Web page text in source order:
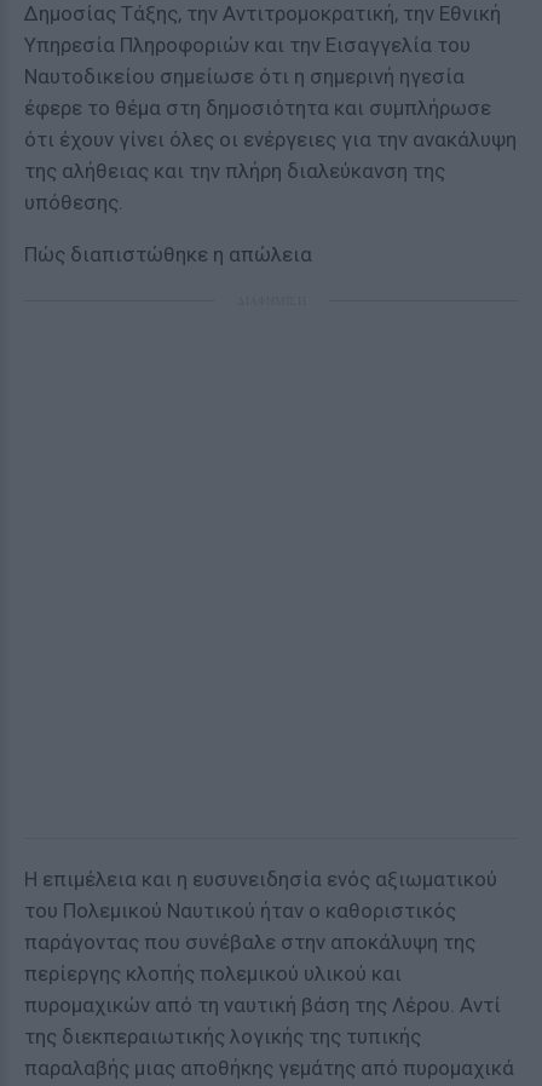
Δημοσίας Τάξης, την Αντιτρομοκρατική, την Εθνική
Υπηρεσία Πληροφοριών και την Εισαγγελία του
Ναυτοδικείου σημείωσε ότι η σημερινή ηγεσία
έφερε το θέμα στη δημοσιότητα και συμπλήρωσε
ότι έχουν γίνει όλες οι ενέργειες για την ανακάλυψη
της αλήθειας και την πλήρη διαλεύκανση της
υπόθεσης.
Πώς διαπιστώθηκε η απώλεια
Η επιμέλεια και η ευσυνειδησία ενός αξιωματικού
του Πολεμικού Ναυτικού ήταν ο καθοριστικός
παράγοντας που συνέβαλε στην αποκάλυψη της
περίεργης κλοπής πολεμικού υλικού και
πυρομαχικών από τη ναυτική βάση της Λέρου. Αντί
της διεκπεραιωτικής λογικής της τυπικής
παραλαβής μιας αποθήκης γεμάτης από πυρομαχικά